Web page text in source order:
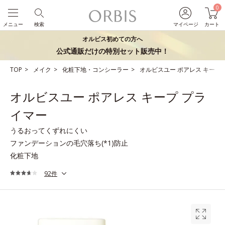
マイページ
0
カート
検索
メニュー
オルビス初めての方へ
公式通販だけの特別セット販売中！
TOP メイク 化粧下地・コンシーラー オルビスユー ポアレス キープ
オルビスユー ポアレス キープ プラ
イマー
うるおってくずれにくい
ファンデーションの毛穴落ち(*1)防止
化粧下地
92件